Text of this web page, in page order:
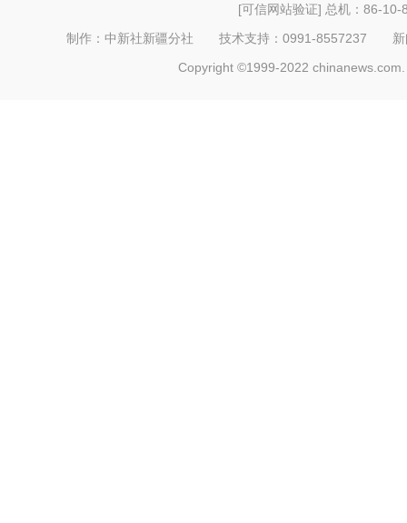
[可信网站验证] 总机：86-10-
制作：中新社新疆分社 技术支持：0991-8557237
Copyright ©1999-2022